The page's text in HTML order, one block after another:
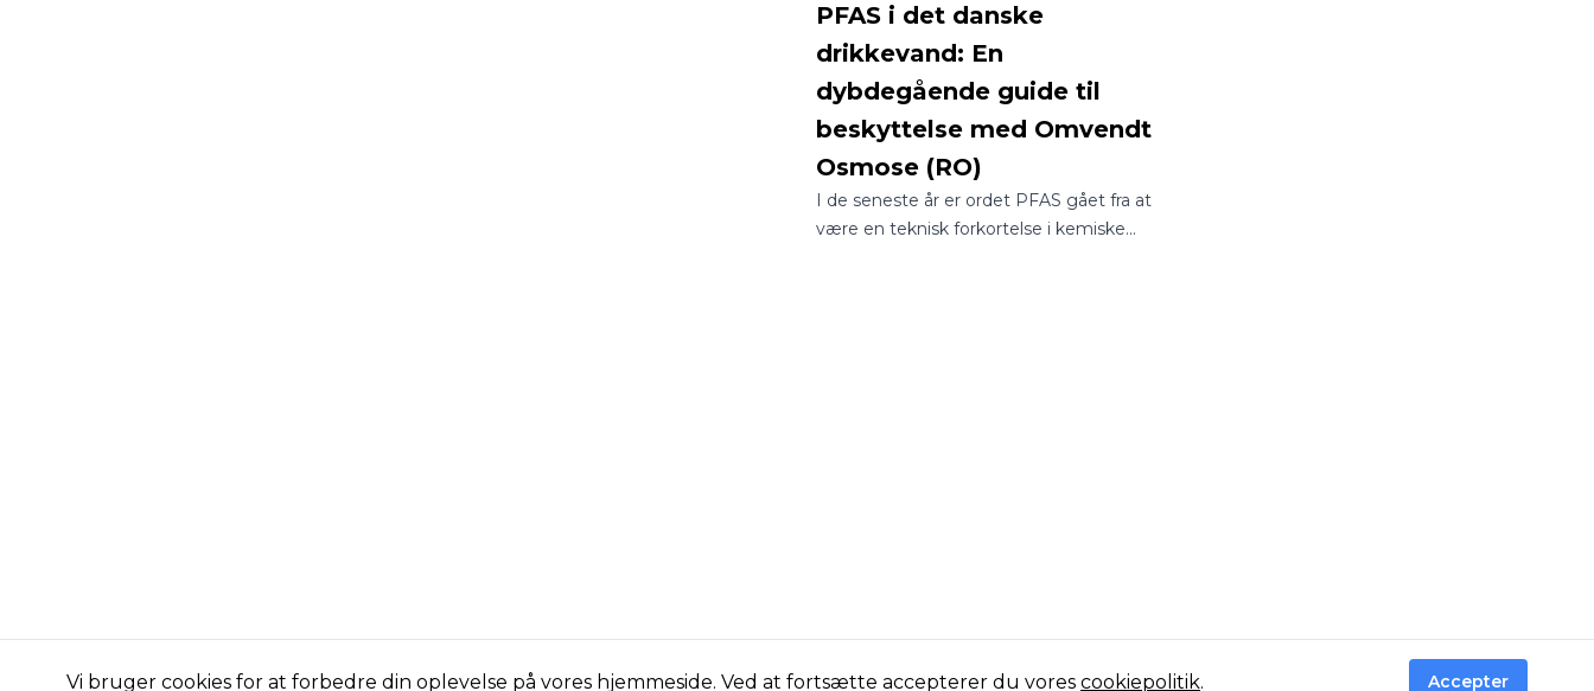
PFAS i det danske
drikkevand: En
dybdegående guide til
beskyttelse med Omvendt
Osmose (RO)
I de seneste år er ordet PFAS gået fra at
være en teknisk forkortelse i kemiske
Vi bruger cookies for at forbedre din oplevelse på vores hjemmeside. Ved at fortsætte accepterer du vores cookiepolitik. Accepter